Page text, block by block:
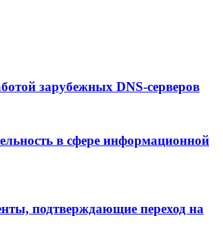
зарубежных DNS-серверов
в сфере информационной
подтверждающие переход на